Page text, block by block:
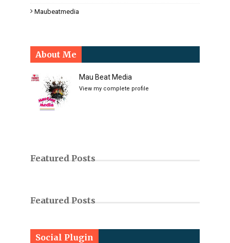
Maubeatmedia
About Me
Mau Beat Media
View my complete profile
Featured Posts
Featured Posts
Social Plugin